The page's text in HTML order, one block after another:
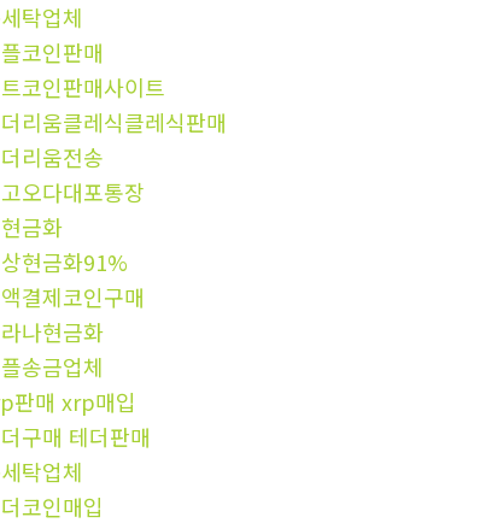
탁업체
코인판매
코인판매사이트
리움클레식클레식판매
리움전송
오다대포통장
금화
현금화91%
결제코인구매
나현금화
송금업체
판매 xrp매입
구매 테더판매
탁업체
코인매입